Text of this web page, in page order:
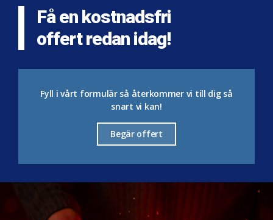
Få en kostnadsfri
offert redan idag!
Fyll i vårt formulär så återkommer vi till dig så
snart vi kan!
Begär offert